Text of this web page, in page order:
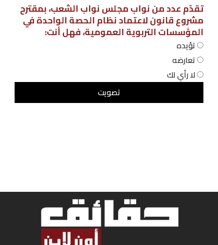
تقدّم عدد من نواب مجلس نواب الشعب، بمقترح
مشروع قانون لاعتماد نظام الحصة الواحدة في
المؤسسات التربوية العمومية، فهل أنت:
تؤيده
تعارضه
لا رأي لك